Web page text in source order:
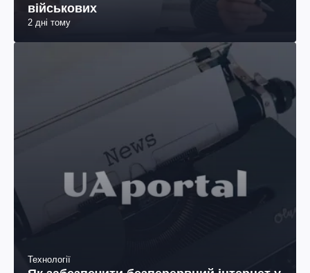
військових
2 дні тому
Технології